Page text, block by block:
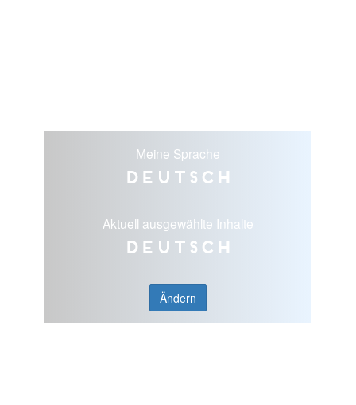
Meine Sprache
Deutsch
Aktuell ausgewählte Inhalte
Deutsch
Ändern